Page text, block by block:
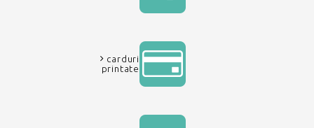
carduri
printate